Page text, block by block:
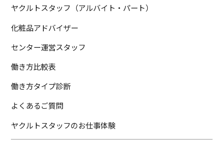
ヤクルトスタッフ（アルバイト・パート）
化粧品アドバイザー
センター運営スタッフ
働き方比較表
働き方タイプ診断
よくあるご質問
ヤクルトスタッフのお仕事体験